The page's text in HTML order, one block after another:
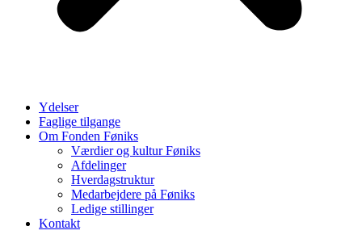
Ydelser
Faglige tilgange
Om Fonden Føniks
Værdier og kultur Føniks
Afdelinger
Hverdagstruktur
Medarbejdere på Føniks
Ledige stillinger
Kontakt